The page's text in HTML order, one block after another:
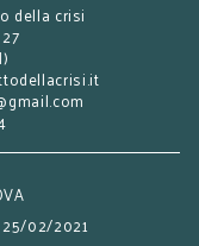
della crisi
02/2021